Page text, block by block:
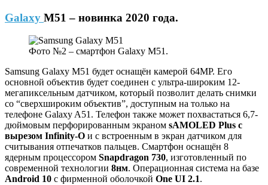
Galaxy M51 – новинка 2020 года.
Фото №2 – смартфон Galaxy M51.
Samsung Galaxy M51 будет оснащён камерой 64MP. Его
основной объектив будет соединен с ультра-широким 12-
мегапиксельным датчиком, который позволит делать снимки
со “сверхшироким объектив”, доступным на только на
телефоне Galaxy A51. Телефон также может похвастаться 6,7-
дюймовым перфорированным экраном sAMOLED Plus с
вырезом Infinity-O и с встроенным в экран датчиком для
считывания отпечатков пальцев. Смартфон оснащён 8
ядерным процессором Snapdragon 730, изготовленный по
современной технологии 8нм. Операционная система на базе
Android 10 с фирменной оболочкой One UI 2.1.